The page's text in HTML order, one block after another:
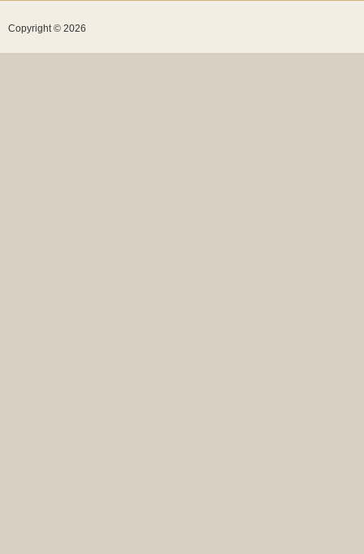
Copyright © 2026